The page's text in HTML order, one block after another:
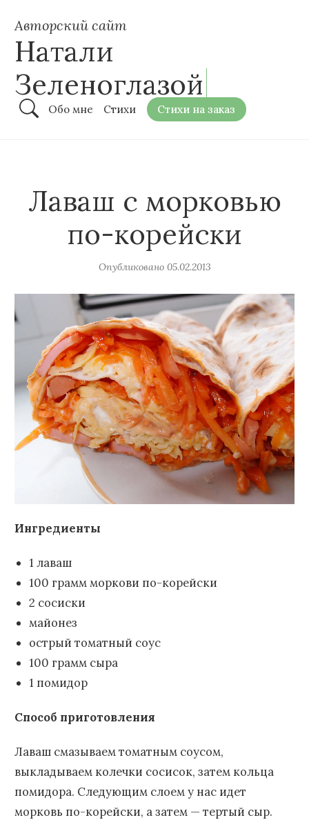
Авторский сайт
Натали
Зеленоглазой
Обо мне Стихи Стихи на заказ
Лаваш с морковью
по-корейски
Опубликовано 05.02.2013
Ингредиенты
1 лаваш
100 грамм моркови по-корейски
2 сосиски
майонез
острый томатный соус
100 грамм сыра
1 помидор
Способ приготовления
Лаваш смазываем томатным соусом,
выкладываем колечки сосисок, затем кольца
помидора. Следующим слоем у нас идет
морковь по-корейски, а затем — тертый сыр.